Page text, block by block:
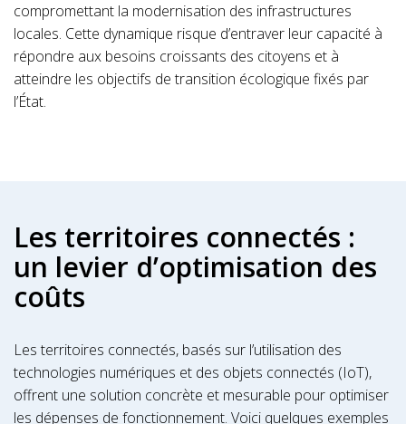
compromettant la modernisation des infrastructures
locales. Cette dynamique risque d’entraver leur capacité à
répondre aux besoins croissants des citoyens et à
atteindre les objectifs de transition écologique fixés par
l’État.
Les territoires connectés :
un levier d’optimisation des
coûts
Les territoires connectés, basés sur l’utilisation des
technologies numériques et des objets connectés (IoT),
offrent une solution concrète et mesurable pour optimiser
les dépenses de fonctionnement. Voici quelques exemples